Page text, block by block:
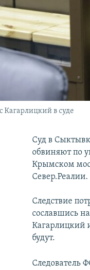
Кагарлицкий в суде
Суд в
обвиняют по
Крымском
Север.Реалии.
Следствие
сославшись
Кагарлицкий
будут.
Следователь